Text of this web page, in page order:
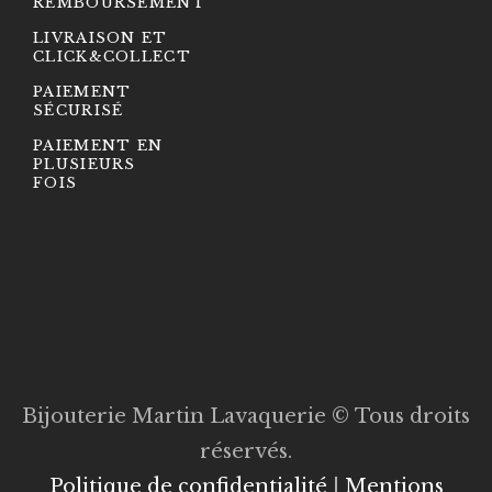
LIVRAISON ET
CLICK&COLLECT
PAIEMENT
SÉCURISÉ
PAIEMENT EN
PLUSIEURS
FOIS
Bijouterie Martin Lavaquerie © Tous droits
réservés.
Politique de confidentialité
Mentions